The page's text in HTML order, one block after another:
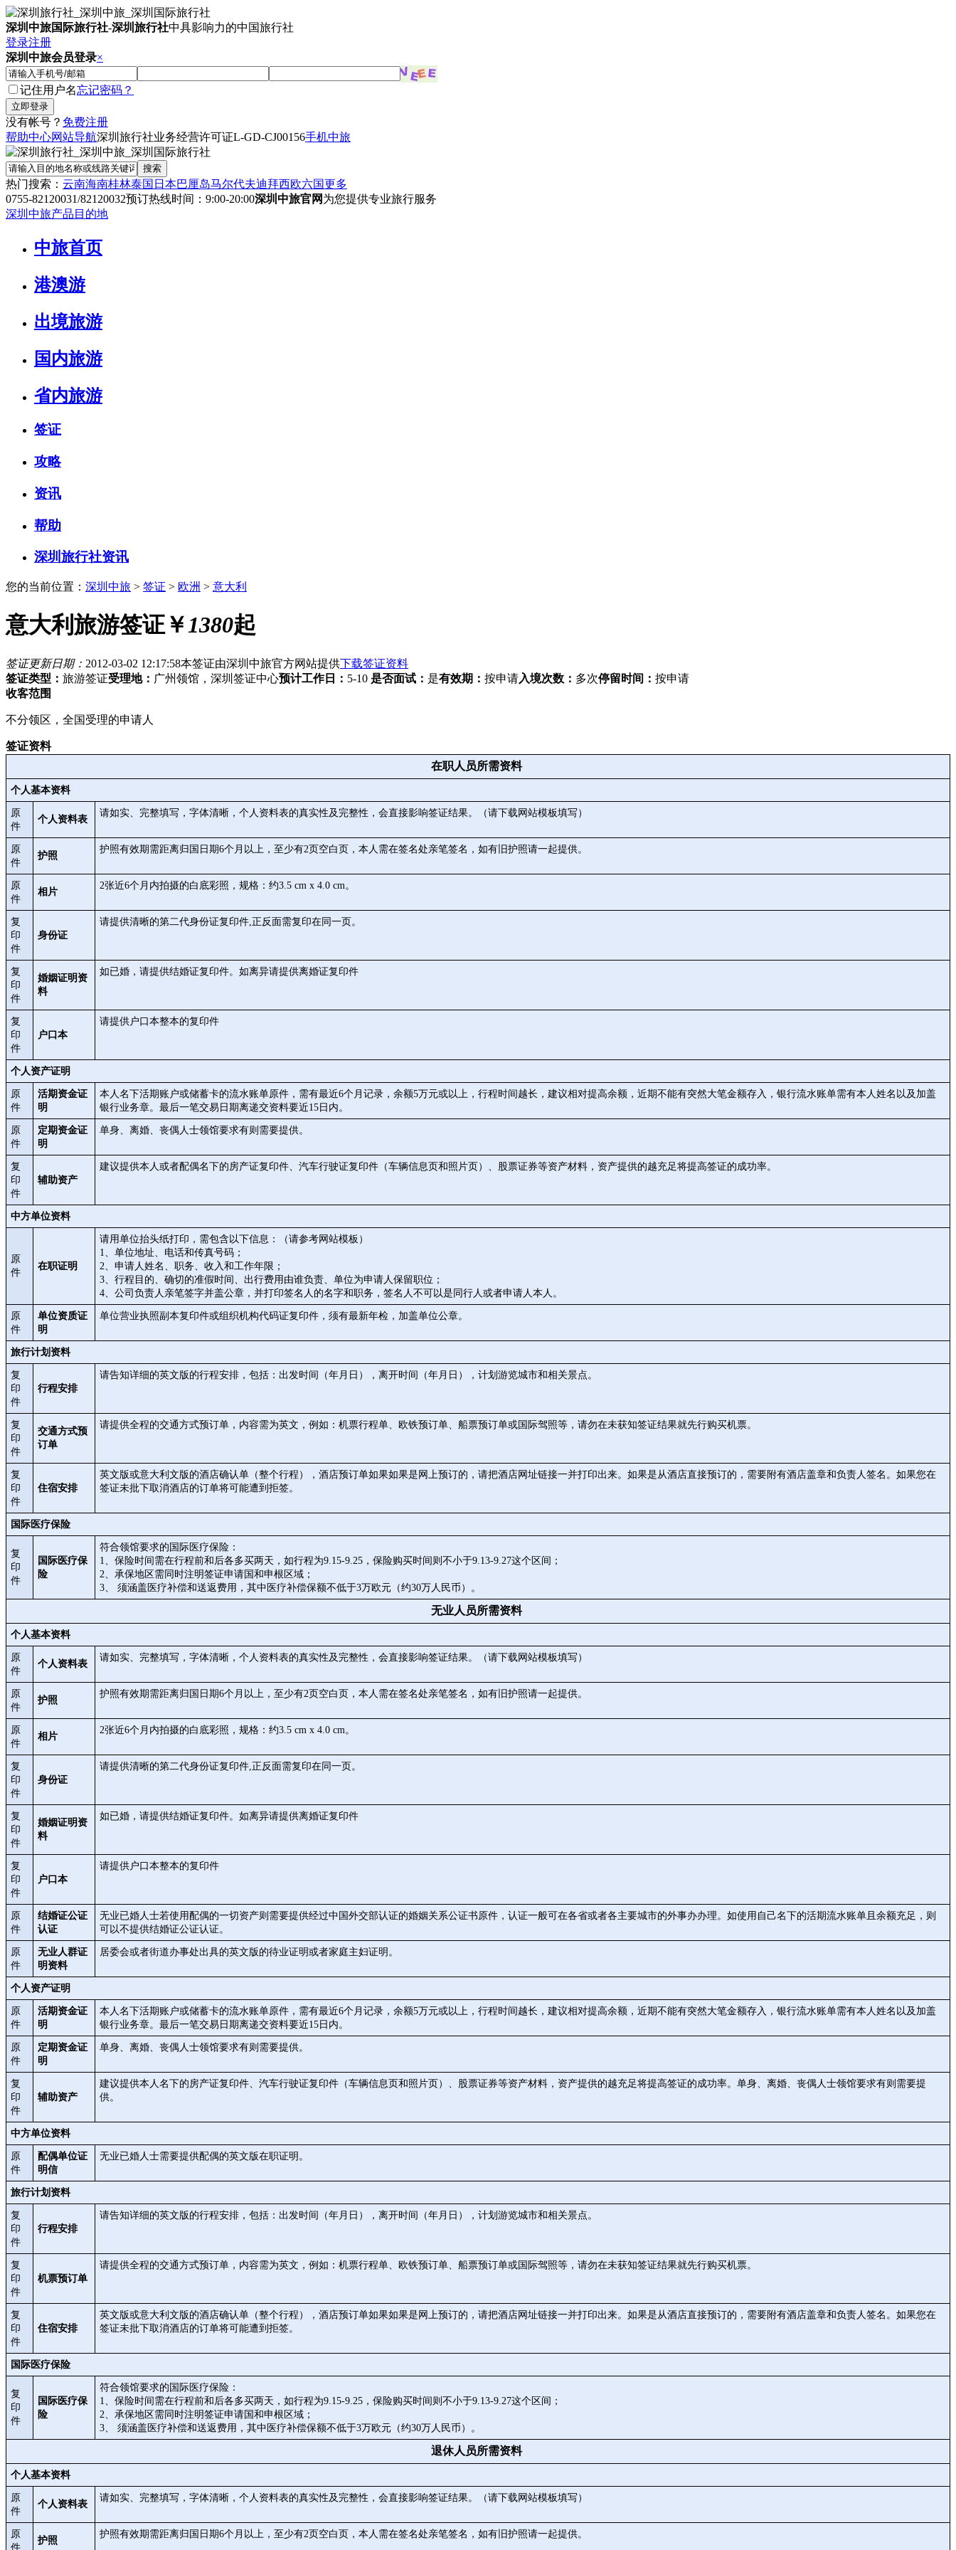
深圳中旅国际旅行社-深圳旅行社中具影响力的中国旅行社
登录注册
深圳中旅会员登录×
记住用户名忘记密码？
没有帐号？ 免费注册
帮助中心网站导航深圳旅行社业务经营许可证L-GD-CJ00156手机中旅
热门搜索： 云南海南桂林泰国 日本巴厘岛马尔代夫迪拜西欧六国更多
0755-82120031/82120032预订热线时间：9:00-20:00深圳中旅官网为您提供专业旅行服务
深圳中旅产品目的地
中旅首页
港澳游
出境旅游
国内旅游
省内旅游
签证
攻略
资讯
帮助
深圳旅行社资讯
您的当前位置： 深圳中旅 > 签证 > 欧洲 > 意大利
意大利旅游签证￥1380起
签证更新日期： 2012-03-02 12:17:58本签证由深圳中旅官方网站提供下载签证资料
签证类型： 旅游签证受理地： 广州领馆，深圳签证中心预计工作日： 5-10 是否面试： 是有效期： 按申请入境次数： 多次停留时间： 按申请
收客范围
不分领区，全国受理的申请人
签证资料
在职人员所需资料
个人基本资料
原
件
个人资料表
请如实、完整填写，字体清晰，个人资料表的真实性及完整性，会直接影响签证结果。（请下载网站模板填写）
原
件
护照
护照有效期需距离归国日期6个月以上，至少有2页空白页，本人需在签名处亲笔签名，如有旧护照请一起提供。
原
件
相片
2张近6个月内拍摄的白底彩照，规格：约3.5 cm x 4.0 cm。
复
印
件
身份证
请提供清晰的第二代身份证复印件,正反面需复印在同一页。
复
印
件
婚姻证明资
料
如已婚，请提供结婚证复印件。如离异请提供离婚证复印件
复
印
件
户口本
请提供户口本整本的复印件
个人资产证明
原
件
活期资金证
明
本人名下活期账户或储蓄卡的流水账单原件，需有最近6个月记录，余额5万元或以上，行程时间越长，建议相对提高余额，近期不能有突然大笔金额存入，银行流水账单需有本人姓名以及加盖
银行业务章。最后一笔交易日期离递交资料要近15日内。
原
件
定期资金证
明
单身、离婚、丧偶人士领馆要求有则需要提供。
复
印
件
辅助资产
建议提供本人或者配偶名下的房产证复印件、汽车行驶证复印件（车辆信息页和照片页）、股票证券等资产材料，资产提供的越充足将提高签证的成功率。
中方单位资料
原
件
在职证明
请用单位抬头纸打印，需包含以下信息：（请参考网站模板）
1、单位地址、电话和传真号码；
2、申请人姓名、职务、收入和工作年限；
3、行程目的、确切的准假时间、出行费用由谁负责、单位为申请人保留职位；
4、公司负责人亲笔签字并盖公章，并打印签名人的名字和职务，签名人不可以是同行人或者申请人本人。
原
件
单位资质证
明
单位营业执照副本复印件或组织机构代码证复印件，须有最新年检，加盖单位公章。
旅行计划资料
复
印
件
行程安排
请告知详细的英文版的行程安排，包括：出发时间（年月日），离开时间（年月日），计划游览城市和相关景点。
复
印
件
交通方式预
订单
请提供全程的交通方式预订单，内容需为英文，例如：机票行程单、欧铁预订单、船票预订单或国际驾照等，请勿在未获知签证结果就先行购买机票。
复
印
件
住宿安排
英文版或意大利文版的酒店确认单（整个行程），酒店预订单如果如果是网上预订的，请把酒店网址链接一并打印出来。如果是从酒店直接预订的，需要附有酒店盖章和负责人签名。如果您在
签证未批下取消酒店的订单将可能遭到拒签。
国际医疗保险
复
印
件
国际医疗保
险
符合领馆要求的国际医疗保险：
1、保险时间需在行程前和后各多买两天，如行程为9.15-9.25，保险购买时间则不小于9.13-9.27这个区间；
2、承保地区需同时注明签证申请国和申根区域；
3、 须涵盖医疗补偿和送返费用，其中医疗补偿保额不低于3万欧元（约30万人民币）。
无业人员所需资料
个人基本资料
原
件
个人资料表
请如实、完整填写，字体清晰，个人资料表的真实性及完整性，会直接影响签证结果。（请下载网站模板填写）
原
件
护照
护照有效期需距离归国日期6个月以上，至少有2页空白页，本人需在签名处亲笔签名，如有旧护照请一起提供。
原
件
相片
2张近6个月内拍摄的白底彩照，规格：约3.5 cm x 4.0 cm。
复
印
件
身份证
请提供清晰的第二代身份证复印件,正反面需复印在同一页。
复
印
件
婚姻证明资
料
如已婚，请提供结婚证复印件。如离异请提供离婚证复印件
复
印
件
户口本
请提供户口本整本的复印件
原
件
结婚证公证
认证
无业已婚人士若使用配偶的一切资产则需要提供经过中国外交部认证的婚姻关系公证书原件，认证一般可在各省或者各主要城市的外事办办理。如使用自己名下的活期流水账单且余额充足，则
可以不提供结婚证公证认证。
原
件
无业人群证
明资料
居委会或者街道办事处出具的英文版的待业证明或者家庭主妇证明。
个人资产证明
原
件
活期资金证
明
本人名下活期账户或储蓄卡的流水账单原件，需有最近6个月记录，余额5万元或以上，行程时间越长，建议相对提高余额，近期不能有突然大笔金额存入，银行流水账单需有本人姓名以及加盖
银行业务章。最后一笔交易日期离递交资料要近15日内。
原
件
定期资金证
明
单身、离婚、丧偶人士领馆要求有则需要提供。
复
印
件
辅助资产
建议提供本人名下的房产证复印件、汽车行驶证复印件（车辆信息页和照片页）、股票证券等资产材料，资产提供的越充足将提高签证的成功率。单身、离婚、丧偶人士领馆要求有则需要提
供。
中方单位资料
原
件
配偶单位证
明信
无业已婚人士需要提供配偶的英文版在职证明。
旅行计划资料
复
印
件
行程安排
请告知详细的英文版的行程安排，包括：出发时间（年月日），离开时间（年月日），计划游览城市和相关景点。
复
印
件
机票预订单
请提供全程的交通方式预订单，内容需为英文，例如：机票行程单、欧铁预订单、船票预订单或国际驾照等，请勿在未获知签证结果就先行购买机票。
复
印
件
住宿安排
英文版或意大利文版的酒店确认单（整个行程），酒店预订单如果如果是网上预订的，请把酒店网址链接一并打印出来。如果是从酒店直接预订的，需要附有酒店盖章和负责人签名。如果您在
签证未批下取消酒店的订单将可能遭到拒签。
国际医疗保险
复
印
件
国际医疗保
险
符合领馆要求的国际医疗保险：
1、保险时间需在行程前和后各多买两天，如行程为9.15-9.25，保险购买时间则不小于9.13-9.27这个区间；
2、承保地区需同时注明签证申请国和申根区域；
3、 须涵盖医疗补偿和送返费用，其中医疗补偿保额不低于3万欧元（约30万人民币）。
退休人员所需资料
个人基本资料
原
件
个人资料表
请如实、完整填写，字体清晰，个人资料表的真实性及完整性，会直接影响签证结果。（请下载网站模板填写）
原
件
护照
护照有效期需距离归国日期6个月以上，至少有2页空白页，本人需在签名处亲笔签名，如有旧护照请一起提供。